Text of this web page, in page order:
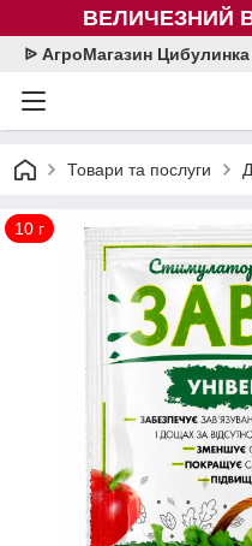
ВЕЛИЧЕЗНИЙ
ᐉ АгроМагазин
Товари та послуги
10 г